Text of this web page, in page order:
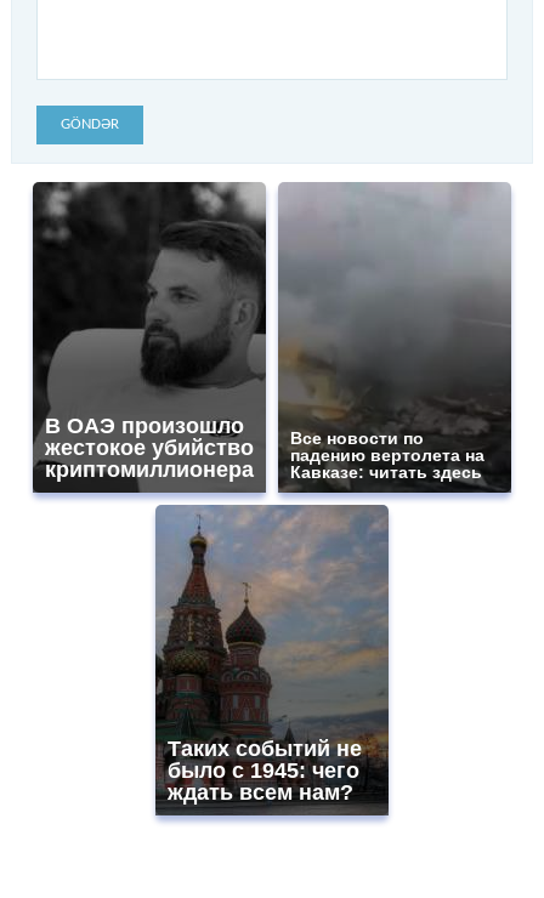
GÖNDƏR
В ОАЭ произошло
жестокое убийство
криптомиллионера
Все новости по
падению вертолета на
Кавказе: читать здесь
Таких событий не
было с 1945: чего
ждать всем нам?